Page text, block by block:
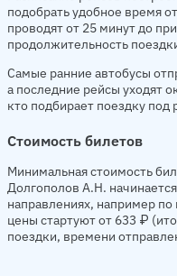
подобрать удобное время
проводят от 25 минут до
продолжительность
Самые ранние автобусы
а последние рейсы уходят
кто подбирает поездку под
Стоимость билетов
Минимальная стоимость
Долгополов А.Н.
направлениях, например
цены стартуют от 633 ₽
поездки, времени